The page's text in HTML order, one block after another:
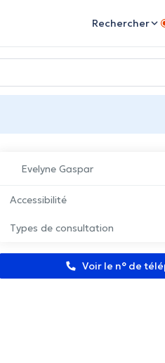
Rechercher
Evelyne Gaspar
Accessibilité
Types de consultation
Voir le n° de